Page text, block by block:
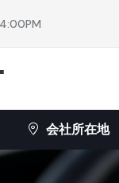
会社所在地